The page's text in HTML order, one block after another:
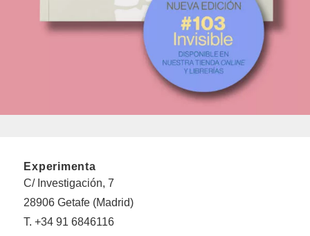
Experimenta
C/ Investigación, 7
28906 Getafe (Madrid)
T. +34 91 6846116